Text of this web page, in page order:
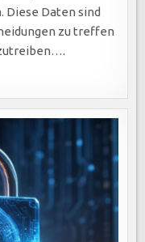
Diese Daten sind
zu treffen